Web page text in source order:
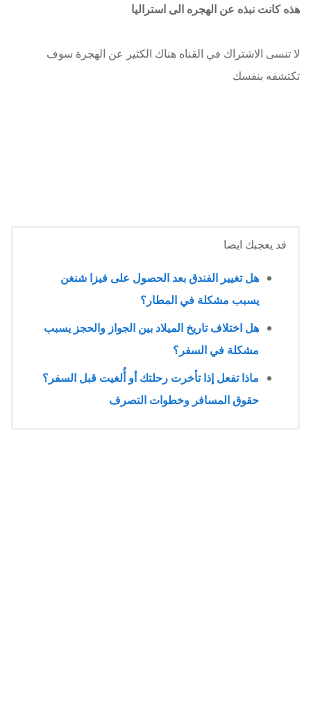
هذه كانت نبذه عن الهجره الى استراليا
لا تنسى الاشتراك في القناه هناك الكثير عن الهجرة سوف
تكتشفه بنفسك
قد يعجبك ايضا
هل تغيير الفندق بعد الحصول على فيزا شنغن
يسبب مشكلة في المطار؟
هل اختلاف تاريخ الميلاد بين الجواز والحجز يسبب
مشكلة في السفر؟
ماذا تفعل إذا تأخرت رحلتك أو أُلغيت قبل السفر؟
حقوق المسافر وخطوات التصرف